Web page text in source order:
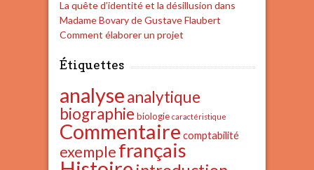
La quête d’identité et la désillusion dans
Madame Bovary de Gustave Flaubert
Comment élaborer un projet
Étiquettes
analyseanalytique
biographie biologie caractéristique
Commentaire comptabilité
exemplefrançais